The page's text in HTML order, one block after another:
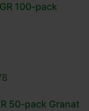
100-pack
50-pack Granat